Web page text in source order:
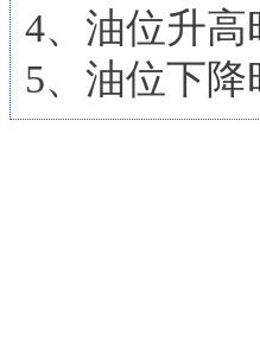
4、油位升
5、油位下